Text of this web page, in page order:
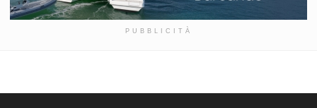
PUBBLICITÀ